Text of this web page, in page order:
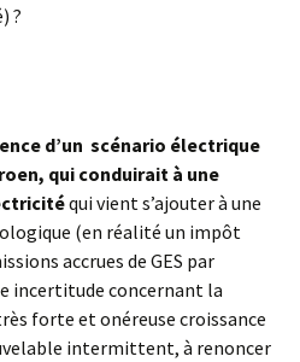
?
d’un scénario électrique
qui conduirait à une
qui vient s’ajouter à une
(en réalité un impôt
accrues de GES par
incertitude concernant la
forte et onéreuse croissance
intermittent, à renoncer